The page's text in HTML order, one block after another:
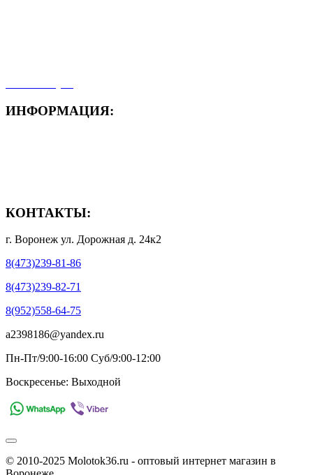
ИНФОРМАЦИЯ:
КОНТАКТЫ:
г. Воронеж ул. Дорожная д. 24к2
8(473)239-81-86
8(473)239-82-71
8(952)558-64-75
a2398186@yandex.ru
Пн-Пт/9:00-16:00 Суб/9:00-12:00
Воскресенье: Выходной
© 2010-2025 Molotok36.ru - оптовый интернет магазин в